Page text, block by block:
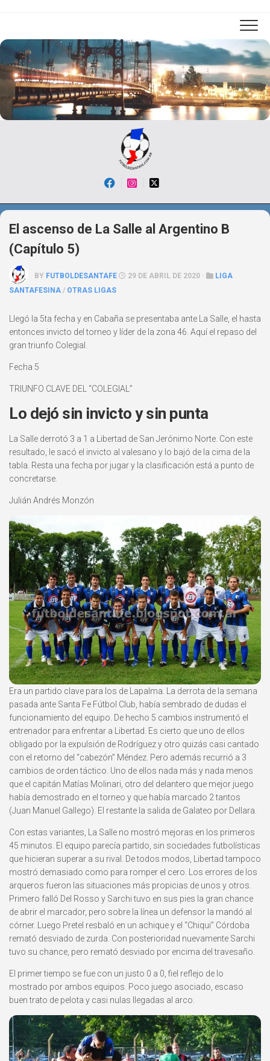
El ascenso de La Salle al Argentino B
(Capítulo 5)
BY FUTBOLDESANTAFE 29 DE ABRIL DE 2020 ·
LIGA
SANTAFESINA / OTRAS LIGAS
Llegó la 5ta fecha y en Cabaña se presentaba ante La Salle, el hasta
entonces invicto del torneo y líder de la zona 46. Aquí el repaso del
gran triunfo Colegial.
Fecha 5
TRIUNFO CLAVE DEL “COLEGIAL”
Lo dejó sin invicto y sin punta
La Salle derrotó 3 a 1 a Libertad de San Jerónimo Norte. Con este
resultado, le sacó el invicto al valesano y lo bajó de la cima de la
tabla. Resta una fecha por jugar y la clasificación está a punto de
concretarse.
Julián Andrés Monzón
Era un partido clave para los de Lapalma. La derrota de la semana
pasada ante Santa Fe Fútbol Club, había sembrado de dudas el
funcionamiento del equipo. De hecho 5 cambios instrumentó el
entrenador para enfrentar a Libertad. Es cierto que uno de ellos
obligado por la expulsión de Rodríguez y otro quizás casi cantado
con el retorno del “cabezón” Méndez. Pero además recurrió a 3
cambios de orden táctico. Uno de ellos nada más y nada menos
que el capitán Matías Molinari, otro del delantero que mejor juego
había demostrado en el torneo y que había marcado 2 tantos
(Juan Manuel Gallego). El restante la salida de Galateo por Dellara.
Con estas variantes, La Salle no mostró mejoras en los primeros
45 minutos. El equipo parecía partido, sin sociedades futbolísticas
que hicieran superar a su rival. De todos modos, Libertad tampoco
mostró demasiado como para romper el cero. Los errores de los
arqueros fueron las situaciones más propicias de unos y otros.
Primero falló Del Rosso y Sarchi tuvo en sus pies la gran chance
de abrir el marcador, pero sobre la línea un defensor la mandó al
córner. Luego Pretel resbaló en un achique y el “Chiqui” Córdoba
remató desviado de zurda. Con posterioridad nuevamente Sarchi
tuvo su chance, pero remató desviado por encima del travesaño.
El primer tiempo se fue con un justo 0 a 0, fiel reflejo de lo
mostrado por ambos equipos. Poco juego asociado, escaso
buen trato de pelota y casi nulas llegadas al arco.